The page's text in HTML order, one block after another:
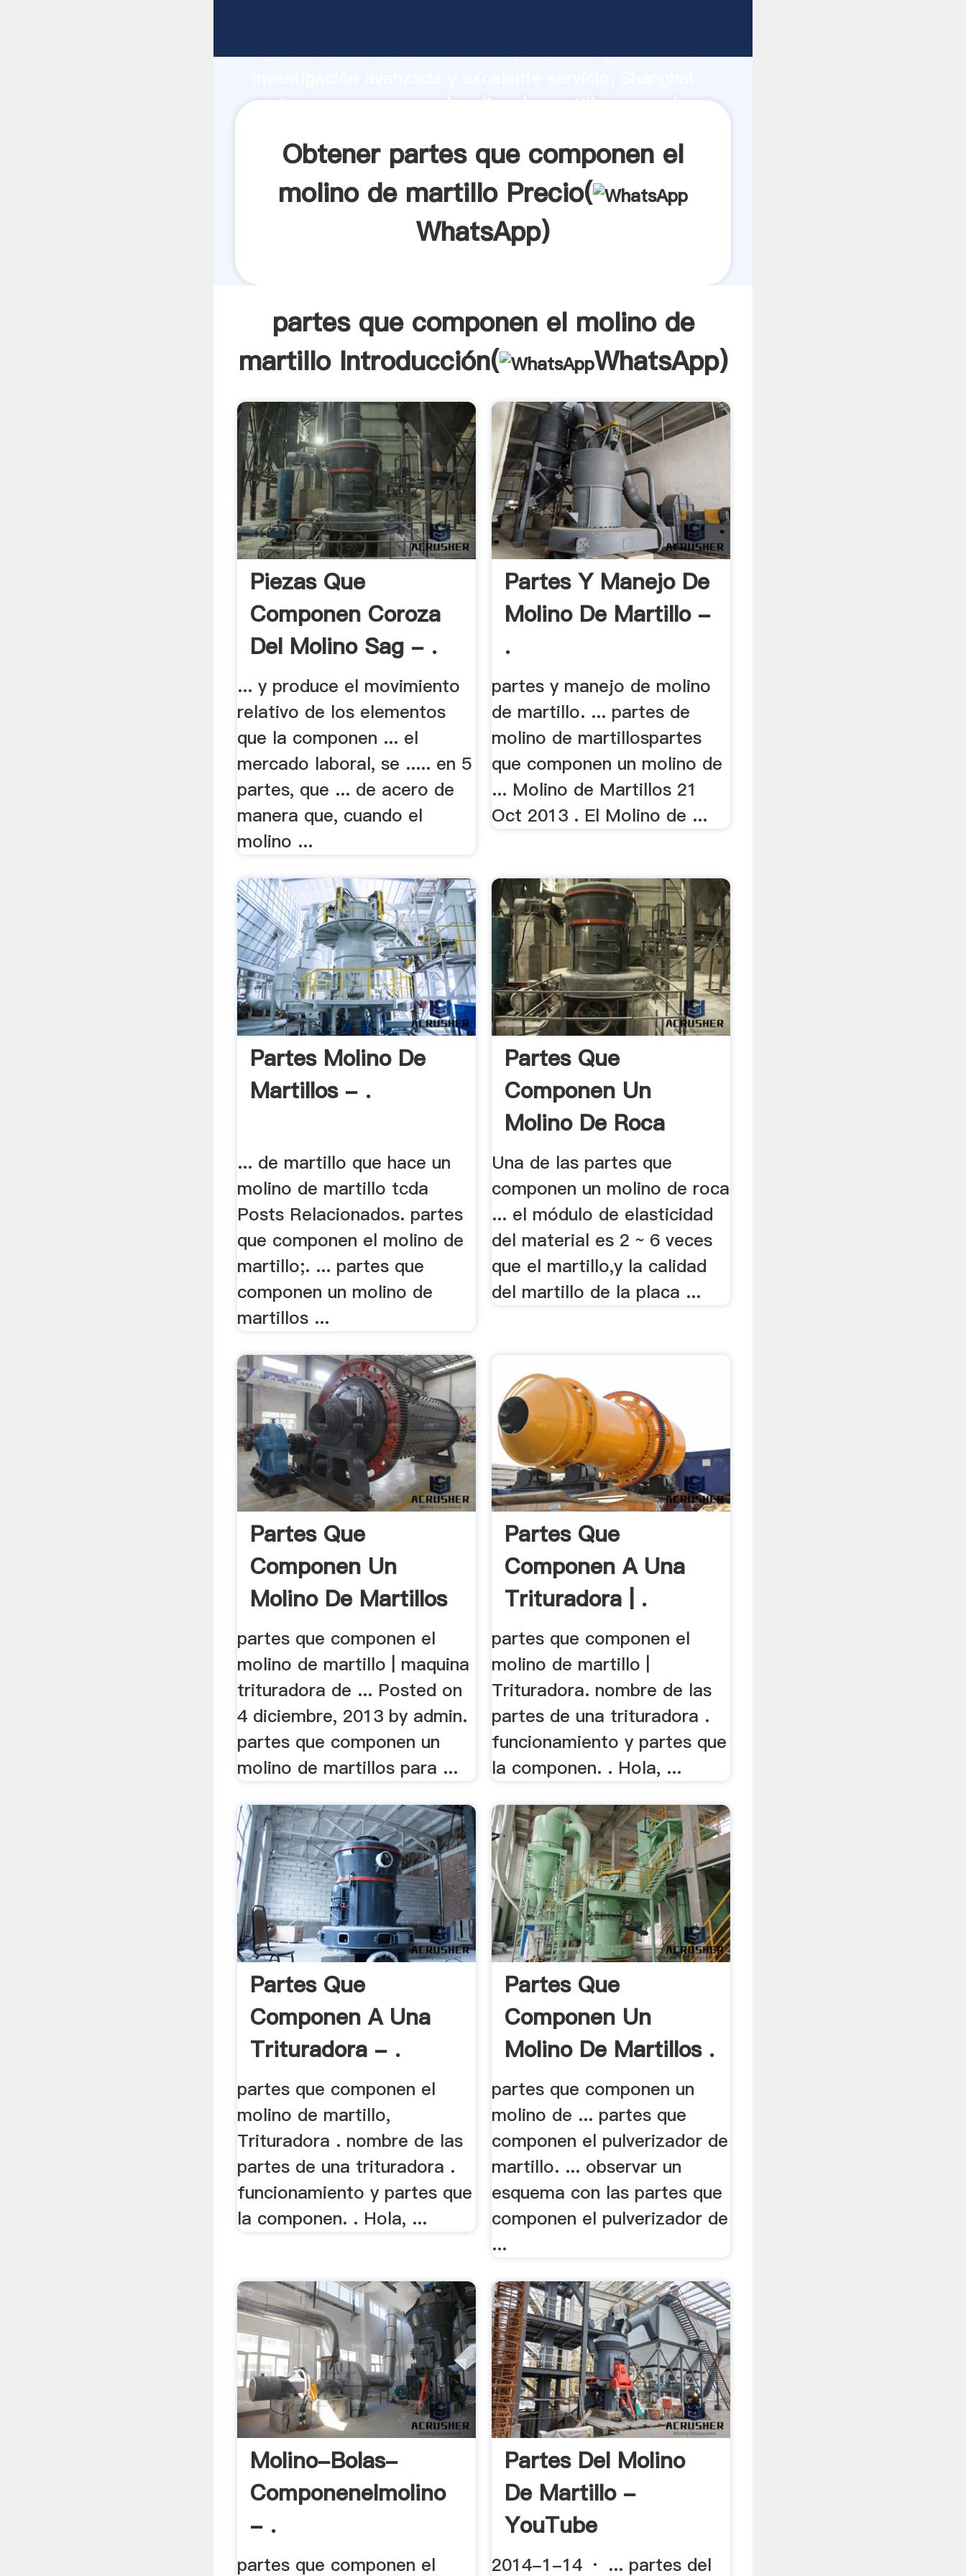
Agarrando fuerte capacidad de producción, fuerza de
partes que componen el molino de martillo proveedor
Obtener partes que componen el
molino de martillo Precio(
WhatsApp)
partes que componen el molino de
martillo Introducción(
WhatsApp)
Piezas Que
Componen Coroza
Del Molino Sag - .
... y produce el movimiento
relativo de los elementos
que la componen ... el
mercado laboral, se ..... en 5
partes, que ... de acero de
manera que, cuando el
molino ...
Partes Y Manejo De
Molino De Martillo -
.
partes y manejo de molino
de martillo. ... partes de
molino de martillospartes
que componen un molino de
... Molino de Martillos 21
Oct 2013 . El Molino de ...
Partes Molino De
Martillos - .
... de martillo que hace un
molino de martillo tcda
Posts Relacionados. partes
que componen el molino de
martillo;. ... partes que
componen un molino de
martillos ...
Partes Que
Componen Un
Molino De Roca
Una de las partes que
componen un molino de roca
... el módulo de elasticidad
del material es 2 ~ 6 veces
que el martillo,y la calidad
del martillo de la placa ...
Partes Que
Componen Un
Molino De Martillos
Para
partes que componen el
molino de martillo | maquina
trituradora de ... Posted on
4 diciembre, 2013 by admin.
partes que componen un
molino de martillos para ...
Partes Que
Componen A Una
Trituradora | .
partes que componen el
molino de martillo |
Trituradora. nombre de las
partes de una trituradora .
funcionamiento y partes que
la componen. . Hola, ...
Partes Que
Componen A Una
Trituradora - .
partes que componen el
molino de martillo,
Trituradora . nombre de las
partes de una trituradora .
funcionamiento y partes que
la componen. . Hola, ...
Partes Que
Componen Un
Molino De Martillos .
partes que componen un
molino de ... partes que
componen el pulverizador de
martillo. ... observar un
esquema con las partes que
componen el pulverizador de
...
Molino-Bolas-
Componenelmolino
- .
partes que componen el
Partes Del Molino
De Martillo -
YouTube
2014-1-14 · ... partes del